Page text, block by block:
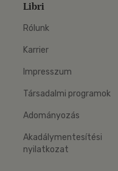
Libri
Rólunk
Karrier
Impresszum
Társadalmi programok
Adományozás
Akadálymentesítési
nyilatkozat